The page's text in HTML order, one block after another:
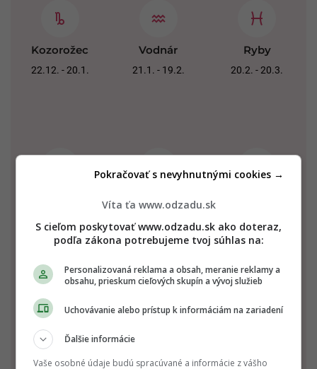
Kozorožec
22.12. - 20.1.
Vodnár
21.1. - 19.2.
Ryby
20.2. - 20.3.
Rak
22.6. - 22.7. 23.7. - 22.8. 23.8. - 22.9.
Víta ťa www.odzadu.sk
S cieľom poskytovať www.odzadu.sk ako doteraz,
podľa zákona potrebujeme tvoj súhlas na:
Personalizovaná reklama a obsah, meranie reklamy a
obsahu, prieskum cieľových skupín a vývoj služieb
Uchovávanie alebo prístup k informáciám na zariadení
Ďalšie informácie
Vaše osobné údaje budú spracúvané a informácie z vášho
Pokračovať s nevyhnutnými cookies →